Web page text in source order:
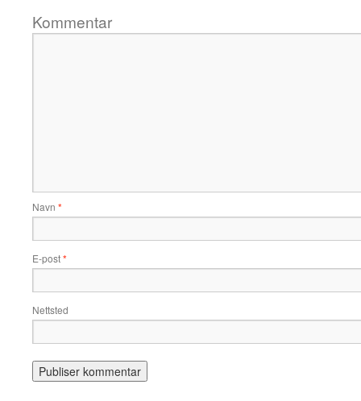
Kommentar
Navn *
E-post*
Nettsted